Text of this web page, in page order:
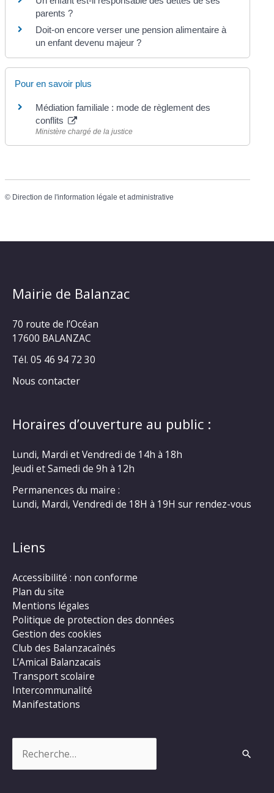
parents ?
Doit-on encore verser une pension alimentaire à
un enfant devenu majeur ?
Pour en savoir plus
Médiation familiale : mode de règlement des
conflits
Ministère chargé de la justice
© Direction de l'information légale et administrative
Mairie de Balanzac
70 route de l’Océan
17600 BALANZAC
Tél. 05 46 94 72 30
Nous contacter
Horaires d’ouverture au public :
Lundi, Mardi et Vendredi de 14h à 18h
Jeudi et Samedi de 9h à 12h
Permanences du maire :
Lundi, Mardi, Vendredi de 18H à 19H sur rendez-vous
Liens
Accessibilité : non conforme
Plan du site
Mentions légales
Politique de protection des données
Gestion des cookies
Club des Balanzacaînés
L’Amical Balanzacais
Transport scolaire
Intercommunalité
Manifestations